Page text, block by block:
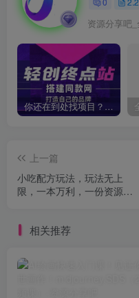
资源分享吧
你还在到处找项目？还在当韭菜？我靠卖项目一个月收入5万+，曾经我也是个失败者。
上一篇
小吃配方玩法，玩法无上
限，一本万利，一份资源无
相关推荐